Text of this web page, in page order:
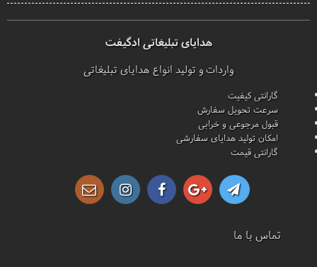
هدایای تبلیغاتی ادگیفت
واردات و تولید انواع هدایای تبلیغاتی
گارانتی کیفیت
سرعت تحویل سفارش
قبول مرجوعی و خرابی
امکان تولید هدایای سفارشی
گارانتی قیمت
تماس با ما